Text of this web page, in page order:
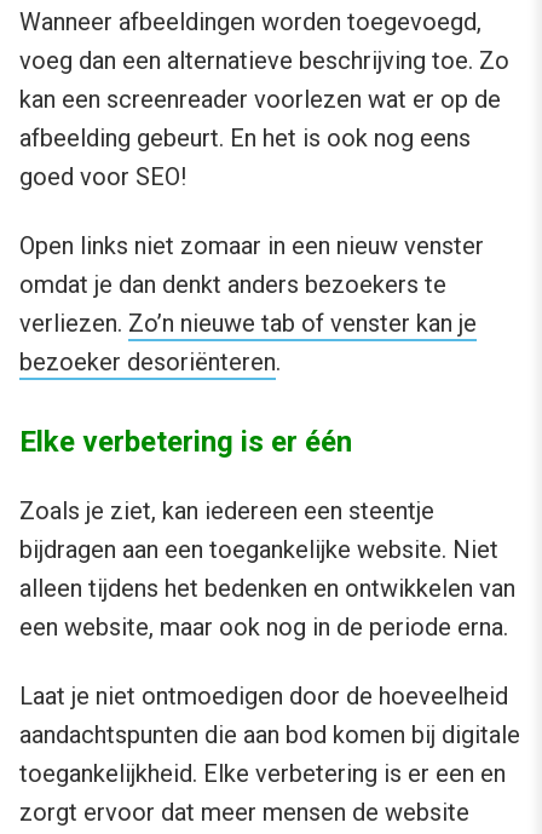
Wanneer afbeeldingen worden toegevoegd,
voeg dan een alternatieve beschrijving toe. Zo
kan een screenreader voorlezen wat er op de
afbeelding gebeurt. En het is ook nog eens
goed voor SEO!
Open links niet zomaar in een nieuw venster
omdat je dan denkt anders bezoekers te
verliezen. Zo’n nieuwe tab of venster kan je
bezoeker desoriënteren.
Elke verbetering is er één
Zoals je ziet, kan iedereen een steentje
bijdragen aan een toegankelijke website. Niet
alleen tijdens het bedenken en ontwikkelen van
een website, maar ook nog in de periode erna.
Laat je niet ontmoedigen door de hoeveelheid
aandachtspunten die aan bod komen bij digitale
toegankelijkheid. Elke verbetering is er een en
zorgt ervoor dat meer mensen de website